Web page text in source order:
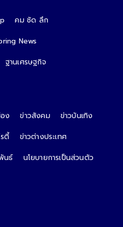
คม ชัด ลึก
News
ฐานเศรษฐกิจ
ง ข่าวสังคม
ข่าวบันเทิง
ตี้
ข่าวต่างประเทศ
นธ์ นโยบายการเป็นส่วนตัว